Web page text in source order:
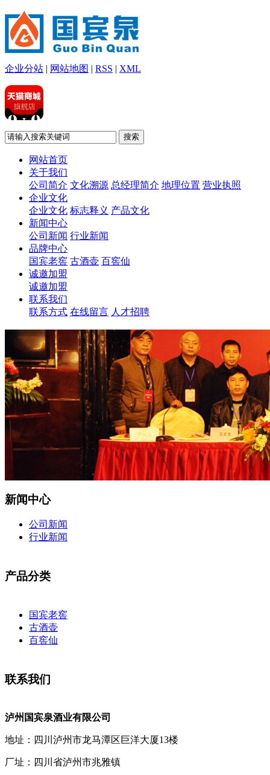
企业分站 | 网站地图 | RSS | XML
网站首页
关于我们
公司简介 文化溯源 总经理简介 地理位置 营业执照
企业文化
企业文化 标志释义 产品文化
新闻中心
公司新闻 行业新闻
品牌中心
国宾老窖 古酒壶 百窖仙
诚邀加盟
诚邀加盟
联系我们
联系方式 在线留言 人才招聘
新闻中心
公司新闻
行业新闻
产品分类
国宾老窖
古酒壶
百窖仙
联系我们
泸州国宾泉酒业有限公司
地址：四川泸州市龙马潭区巨洋大厦13楼
厂址：四川省泸州市兆雅镇